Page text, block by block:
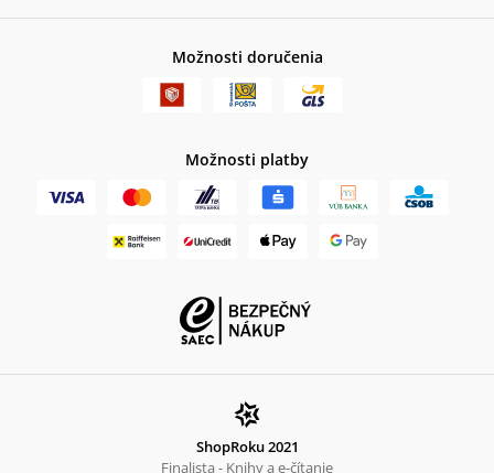
Možnosti doručenia
Možnosti platby
ShopRoku 2021
Finalista - Knihy a e-čítanie